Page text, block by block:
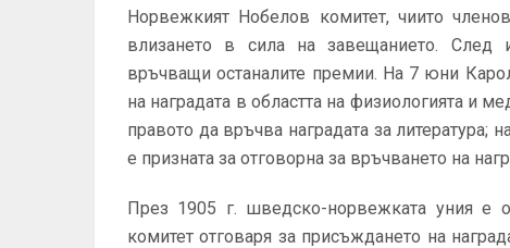
Норвежкият Нобелов комитет, чиито
влизането в сила на завещанието. След
връчващи останалите премии. На 7 юни
на наградата в областта на физиологията и
правото да връчва наградата за
е призната за отговорна за връчването на
През 1905 г. шведско-норвежката уния е
комитет отговаря за присъждането на